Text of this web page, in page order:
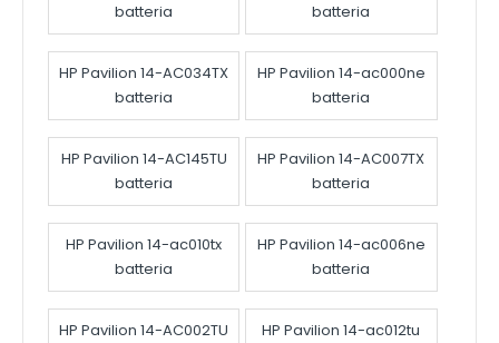
batteria
batteria
HP Pavilion 14-AC034TX
batteria
HP Pavilion 14-ac000ne
batteria
HP Pavilion 14-AC145TU
batteria
HP Pavilion 14-AC007TX
batteria
HP Pavilion 14-ac010tx
batteria
HP Pavilion 14-ac006ne
batteria
HP Pavilion 14-AC002TU
HP Pavilion 14-ac012tu